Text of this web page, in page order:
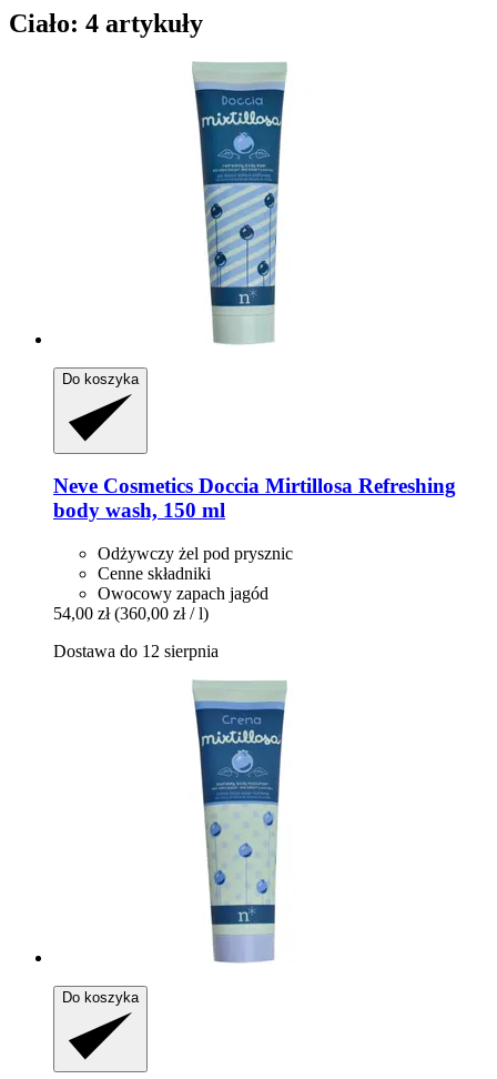
Ciało: 4 artykuły
Do koszyka
Neve Cosmetics Doccia Mirtillosa Refreshing
body wash, 150 ml
Odżywczy żel pod prysznic
Cenne składniki
Owocowy zapach jagód
54,00 zł (360,00 zł / l)
Dostawa do 12 sierpnia
Do koszyka